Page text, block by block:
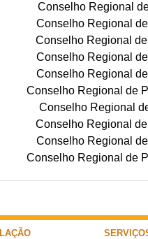
Conselho Regional
Conselho Regional
Conselho Regional
Conselho Regional
Conselho Regional
Conselho Regional de
Conselho Regional
Conselho Regional
Conselho Regional
Conselho Regional de